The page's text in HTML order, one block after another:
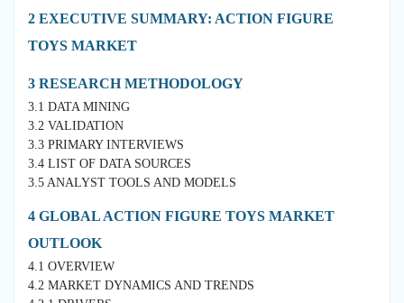
2 EXECUTIVE SUMMARY: ACTION FIGURE
TOYS MARKET
3 RESEARCH METHODOLOGY
3.1 DATA MINING
3.2 VALIDATION
3.3 PRIMARY INTERVIEWS
3.4 LIST OF DATA SOURCES
3.5 ANALYST TOOLS AND MODELS
4 GLOBAL ACTION FIGURE TOYS MARKET
OUTLOOK
4.1 OVERVIEW
4.2 MARKET DYNAMICS AND TRENDS